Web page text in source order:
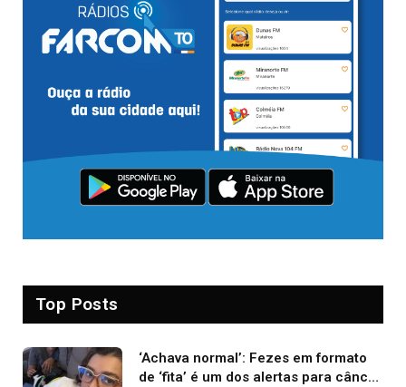
Top Posts
‘Achava normal’: Fezes em formato
de ‘fita’ é um dos alertas para câncer